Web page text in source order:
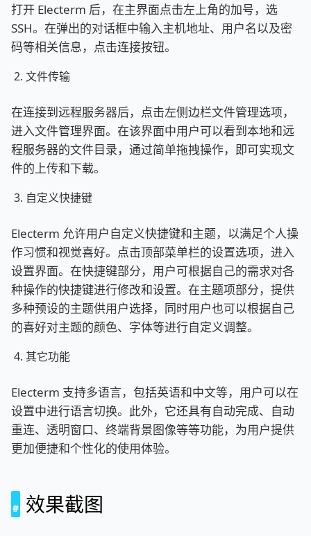
打开 Electerm 后，在主界面点击左上角的加号，选
SSH。在弹出的对话框中输入主机地址、用户名以及密
码等相关信息，点击连接按钮。
文件传输
在连接到远程服务器后，点击左侧边栏文件管理选项，
进入文件管理界面。在该界面中用户可以看到本地和远
程服务器的文件目录，通过简单拖拽操作，即可实现文
件的上传和下载。
自定义快捷键
Electerm 允许用户自定义快捷键和主题，以满足个人操
作习惯和视觉喜好。点击顶部菜单栏的设置选项，进入
设置界面。在快捷键部分，用户可根据自己的需求对各
种操作的快捷键进行修改和设置。在主题项部分，提供
多种预设的主题供用户选择，同时用户也可以根据自己
的喜好对主题的颜色、字体等进行自定义调整。
其它功能
Electerm 支持多语言，包括英语和中文等，用户可以在
设置中进行语言切换。此外，它还具有自动完成、自动
重连、透明窗口、终端背景图像等等功能，为用户提供
更加便捷和个性化的使用体验。
效果截图